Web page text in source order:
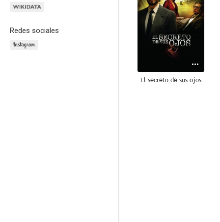
Redes sociales
El secreto de sus ojos